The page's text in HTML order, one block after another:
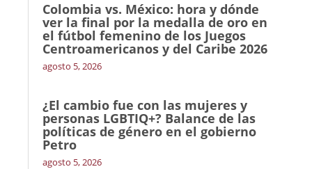
Colombia vs. México: hora y dónde
ver la final por la medalla de oro en
el fútbol femenino de los Juegos
Centroamericanos y del Caribe 2026
agosto 5, 2026
¿El cambio fue con las mujeres y
personas LGBTIQ+? Balance de las
políticas de género en el gobierno
Petro
agosto 5, 2026